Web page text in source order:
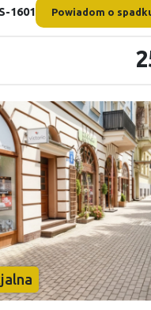
1601 Powiadom o